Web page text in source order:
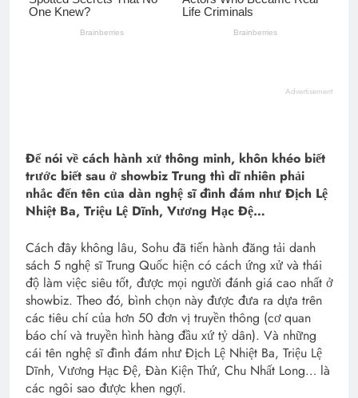
Advertisement
Để nói về cách hành xử thông minh, khôn khéo biết
trước biết sau ở showbiz Trung thì dĩ nhiên phải
nhắc đến tên của dàn nghệ sĩ đình đám như Địch Lệ
Nhiệt Ba, Triệu Lệ Dĩnh, Vương Hạc Đệ…
Cách đây không lâu, Sohu đã tiến hành đăng tải danh
sách 5 nghệ sĩ Trung Quốc hiện có cách ứng xử và thái
độ làm việc siêu tốt, được mọi người đánh giá cao nhất ở
showbiz. Theo đó, bình chọn này được đưa ra dựa trên
các tiêu chí của hơn 50 đơn vị truyền thông (cơ quan
báo chí và truyền hình hàng đầu xứ tỷ dân). Và những
cái tên nghệ sĩ đình đám như Địch Lệ Nhiệt Ba, Triệu Lệ
Dĩnh, Vương Hạc Đệ, Đàn Kiện Thứ, Chu Nhất Long… là
các ngôi sao được khen ngợi.